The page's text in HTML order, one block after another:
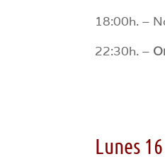
18:00h. –
22:30h. –
Lunes 16